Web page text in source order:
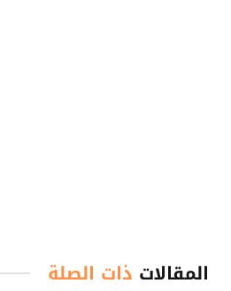
المقالات ذات الصلة